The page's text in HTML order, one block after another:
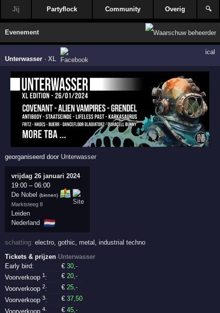
Jij Partyflock Community Overig 🔍
Evenement
Unterwasser ·XL
ical
georganiseerd door Unterwasser
vrijdag 26 januari 2024
19:00 –06:00
De Nobel
(binnen)
Marktsteeg 8
Leiden
Nederland
🇳🇱
schatting:electro ,gothic metal ,industrial techno
Tickets & prijzen Unterwasser
Early bird:
€30 ,-
Voorverkoop1 : € 20 ,-
Voorverkoop2: € 25 ,-
Voorverkoop3: €37 ,50
Voorverkoop4: €45 ,-